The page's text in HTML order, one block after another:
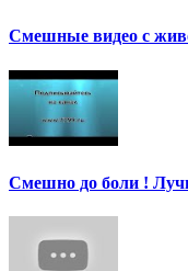
Смешные видео с
Смешно до боли !